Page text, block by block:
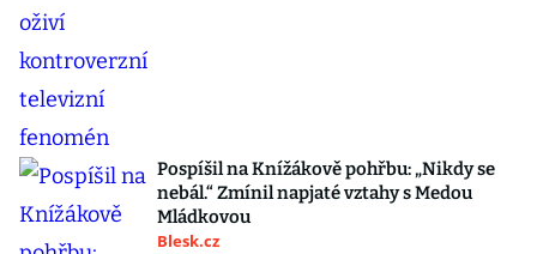
Pospíšil na Knížákově pohřbu: „Nikdy se
nebál.“ Zmínil napjaté vztahy s Medou
Mládkovou
Blesk.cz